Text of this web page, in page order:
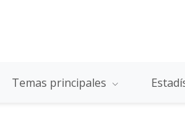
Temas principales